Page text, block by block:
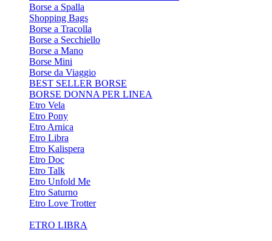
Borse a Spalla
Shopping Bags
Borse a Tracolla
Borse a Secchiello
Borse a Mano
Borse Mini
Borse da Viaggio
BEST SELLER BORSE
BORSE DONNA PER LINEA
Etro Vela
Etro Pony
Etro Arnica
Etro Libra
Etro Kalispera
Etro Doc
Etro Talk
Etro Unfold Me
Etro Saturno
Etro Love Trotter
ETRO LIBRA